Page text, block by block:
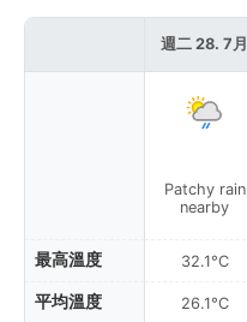
最高溫度
平均溫度
週二 28. 7月
Patchy rain
nearby
32.1°C
26.1°C